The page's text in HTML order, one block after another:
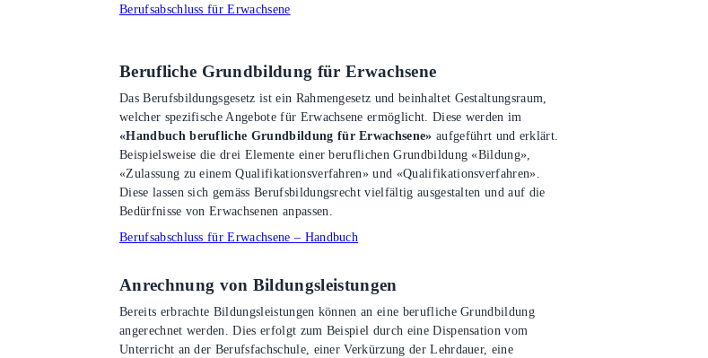
Berufsabschluss für Erwachsene
Berufliche Grundbildung für Erwachsene
Das Berufsbildungsgesetz ist ein Rahmengesetz und beinhaltet Gestaltungsraum,
welcher spezifische Angebote für Erwachsene ermöglicht. Diese werden im
«Handbuch berufliche Grundbildung für Erwachsene» aufgeführt und erklärt.
Beispielsweise die drei Elemente einer beruflichen Grundbildung «Bildung»,
«Zulassung zu einem Qualifikationsverfahren» und «Qualifikationsverfahren».
Diese lassen sich gemäss Berufsbildungsrecht vielfältig ausgestalten und auf die
Bedürfnisse von Erwachsenen anpassen.
Berufsabschluss für Erwachsene – Handbuch
Anrechnung von Bildungsleistungen
Bereits erbrachte Bildungsleistungen können an eine berufliche Grundbildung
angerechnet werden. Dies erfolgt zum Beispiel durch eine Dispensation vom
Unterricht an der Berufsfachschule, einer Verkürzung der Lehrdauer, eine